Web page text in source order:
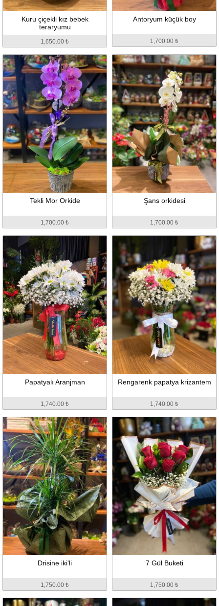
Kuru çiçekli kız bebek
teraryumu
1,650.00 ₺
Antoryum küçük boy
1,700.00 ₺
Tekli Mor Orkide
1,700.00 ₺
Şans orkidesi
1,700.00 ₺
Papatyalı Aranjman
1,740.00 ₺
Rengarenk papatya krizantem
1,740.00 ₺
Drisine iki'li
1,750.00 ₺
7 Gül Buketi
1,750.00 ₺